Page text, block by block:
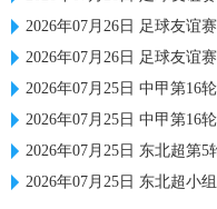
2026年07月26日 足球友谊
2026年07月26日 足球友谊
2026年07月25日 中甲第16
2026年07月25日 中甲第16
2026年07月25日 东北超第
2026年07月25日 东北超小组